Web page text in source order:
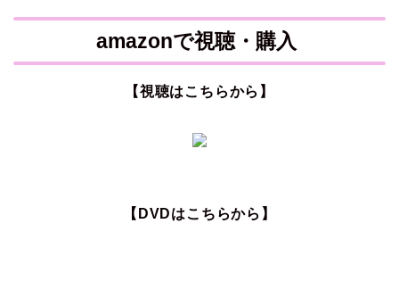
amazonで視聴・購入
【視聴はこちらから】
【DVDはこちらから】